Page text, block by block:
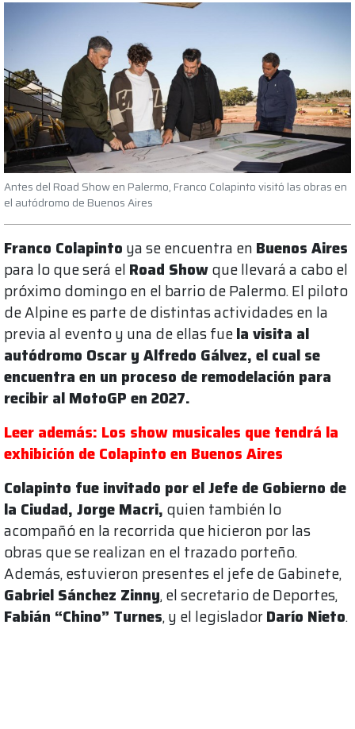
Antes del Road Show en Palermo, Franco Colapinto visitó las obras en
el autódromo de Buenos Aires
Franco Colapinto ya se encuentra en Buenos Aires
para lo que será el Road Showque llevará a cabo el
próximo domingo en el barrio de Palermo. El piloto
de Alpine es parte de distintas actividades en la
previa al evento y una de ellas fuela visita al
autódromo Oscar y Alfredo Gálvez, el cual se
encuentra en un proceso de remodelación para
recibir al MotoGP en 2027.
Leer además: Los show musicales que tendrá la
exhibición de Colapinto en Buenos Aires
Colapinto fue invitado por el Jefe de Gobierno de
la Ciudad, Jorge Macri, quien también lo
acompañó en la recorrida que hicieron por las
obras que se realizan en el trazado porteño.
Además, estuvieron presentes el jefe de Gabinete,
Gabriel Sánchez Zinny, el secretario de Deportes,
Fabián “Chino” Turnes, y el legisladorDarío Nieto.